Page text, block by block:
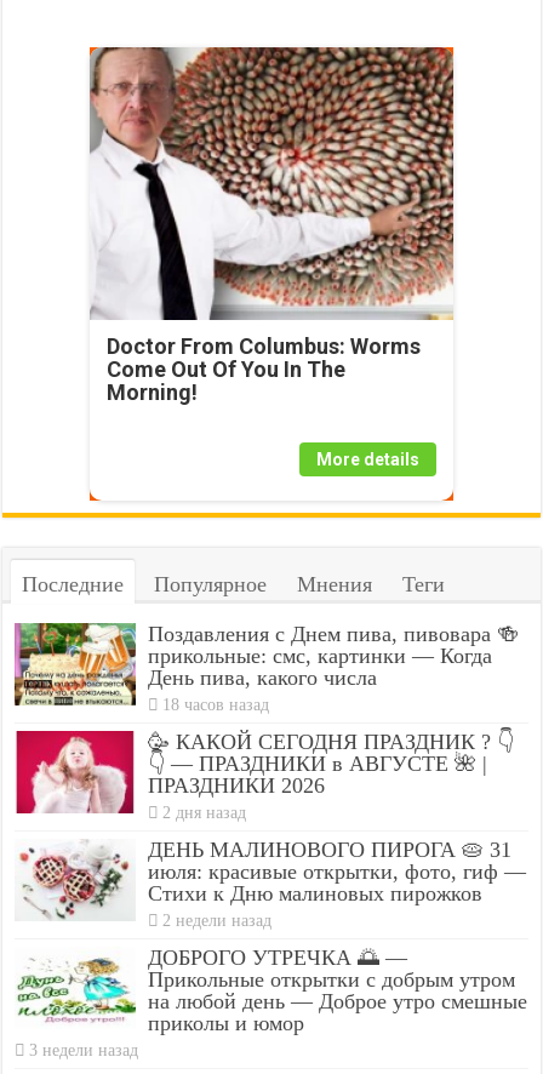
Doctor From Columbus: Worms
Come Out Of You In The
Morning!
More details
Последние Популярное Мнения Теги
Поздавления с Днем пива, пивовара 🍻
прикольные: смс, картинки — Когда
День пива, какого числа
18 часов назад
🥳 КАКОЙ СЕГОДНЯ ПРАЗДНИК ? 👇
👇 — ПРАЗДНИКИ в АВГУСТЕ 🌺 |
ПРАЗДНИКИ 2026
2 дня назад
ДЕНЬ МАЛИНОВОГО ПИРОГА 🥧 31
июля: красивые открытки, фото, гиф —
Стихи к Дню малиновых пирожков
2 недели назад
ДОБРОГО УТРЕЧКА 🌅 —
Прикольные открытки с добрым утром
на любой день — Доброе утро смешные
приколы и юмор
3 недели назад